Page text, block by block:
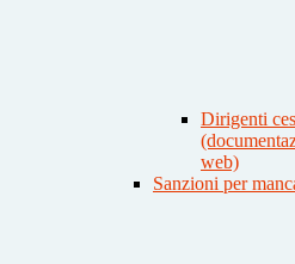
Dirigenti
web)
Sanzioni per